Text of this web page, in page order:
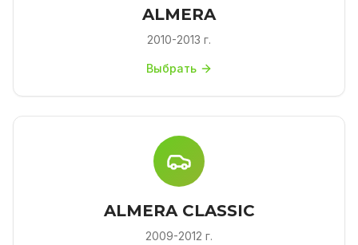
ALMERA
2010-2013 г.
Выбрать
ALMERA CLASSIC
2009-2012 г.